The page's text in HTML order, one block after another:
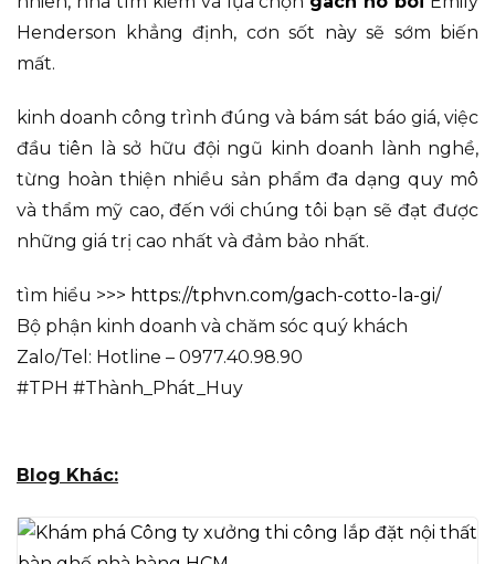
Henderson khẳng định, cơn sốt này sẽ sớm biến
mất.
kinh doanh công trình đúng và bám sát báo giá, việc
đầu tiên là sở hữu đội ngũ kinh doanh lành nghề,
từng hoàn thiện nhiều sản phẩm đa dạng quy mô
và thẩm mỹ cao, đến với chúng tôi bạn sẽ đạt được
những giá trị cao nhất và đảm bảo nhất.
tìm hiểu >>> https://tphvn.com/gach-cotto-la-gi/
Bộ phận kinh doanh và chăm sóc quý khách
Zalo/Tel: Hotline – 0977.40.98.90
#TPH #Thành_Phát_Huy
Blog Khác: